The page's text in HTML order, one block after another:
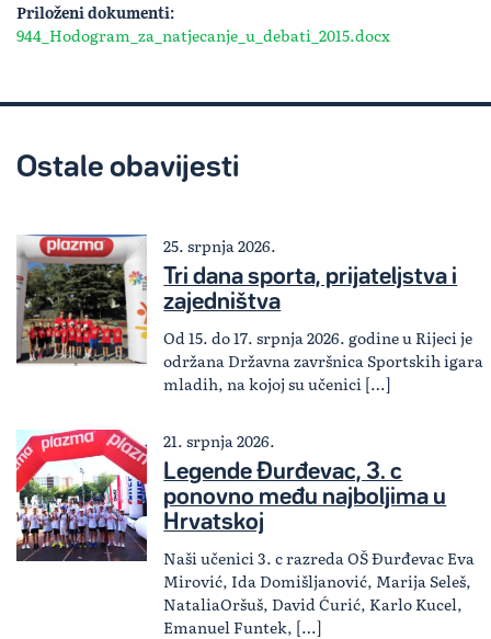
Priloženi dokumenti:
944_Hodogram_za_natjecanje_u_debati_2015.docx
Ostale obavijesti
25. srpnja 2026.
Tri dana sporta, prijateljstva i
zajedništva
Od 15. do 17. srpnja 2026. godine u Rijeci je
održana Državna završnica Sportskih igara
mladih, na kojoj su učenici […]
21. srpnja 2026.
Legende Đurđevac, 3. c
ponovno među najboljima u
Hrvatskoj
Naši učenici 3. c razreda OŠ Đurđevac Eva
Mirović, Ida Domišljanović, Marija Seleš,
NataliaOršuš, David Ćurić, Karlo Kucel,
Emanuel Funtek, […]